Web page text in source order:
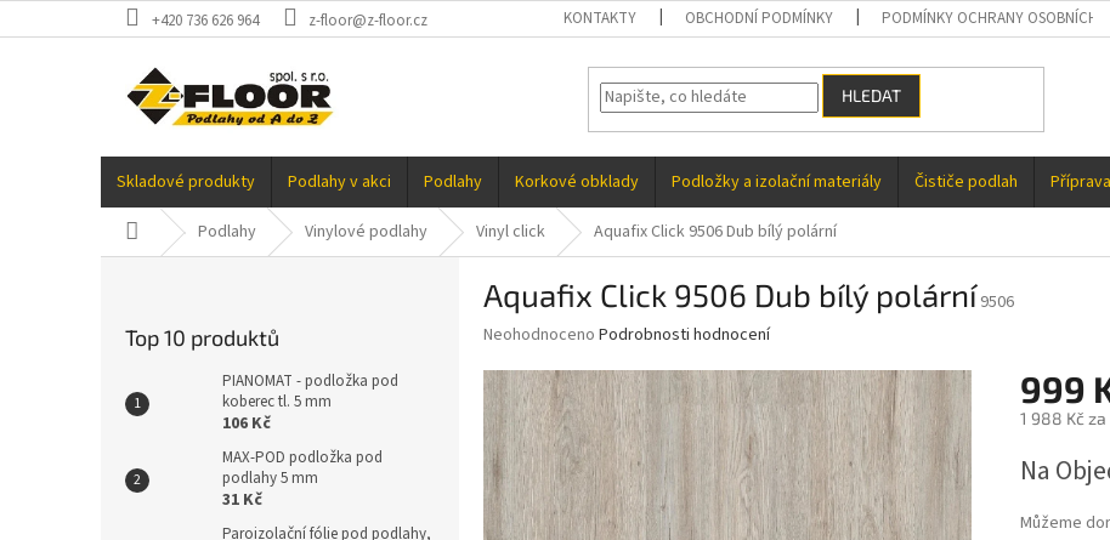
na
+420 736 626 964 z-floor@z-floor.cz KONTAKTY OBCHODNÍ PODMÍNKY PODMÍNKY OCHRANY OSOBNÍCH
HLEDAT
Skladové produkty Podlahy v akci Podlahy Korkové obklady Podložky a izolační materiály Čističe podlah
Domů Podlahy Vinylové podlahy Vinyl click Aquafix Click 9506 Dub bílý polární
Top 10 produktů
PIANOMAT - podložka pod
koberec tl. 5 mm
106 Kč
MAX-POD podložka pod
podlahy 5 mm
31 Kč
Paroizolační fólie pod podlahy,
Aquafix Click 9506 Dub bílý polární 9506
Průměrné
produktu
je
0,0
hvězdiček.
Neohodnoceno Podrobnosti hodnocení
999
1 988 Kč
cena:
Na
Můžeme